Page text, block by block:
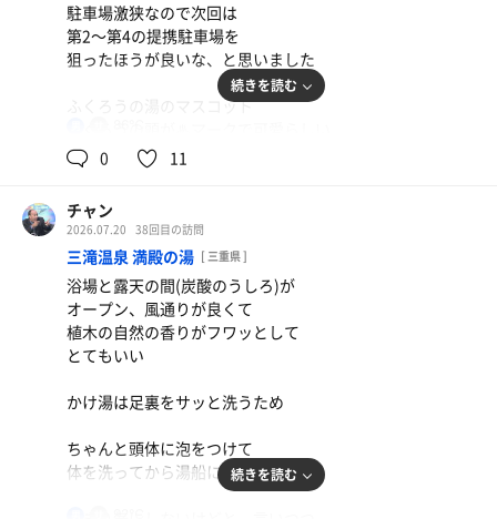
駐車場激狭なので次回は
第2〜第4の提携駐車場を
狙ったほうが良いな、と思いました
ふくろうの湯のマスコット
浴場入って直ぐ
足元が傾斜になっており
微量のシャワーが流れていて
浴場に進む前に
足の汚れが落ちる最高システム
これ、京都の銭湯で初めて見かけたけど
最高過ぎて大拍手👏
足元をサッと洗い
だと認識してます
続きを読む
0 11
チャン
2026.07.20 38回目の訪問
三滝温泉 満殿の湯 [ 三重県 ]
浴場と露天の間(炭酸のうしろ)が
オープン、風通りが良くて
植木の自然の香りがフワッとして
とてもいい
かけ湯は足裏をサッと洗うため
ちゃんと頭体に泡をつけて
体を洗ってから湯船に使って欲しい
続きを読む